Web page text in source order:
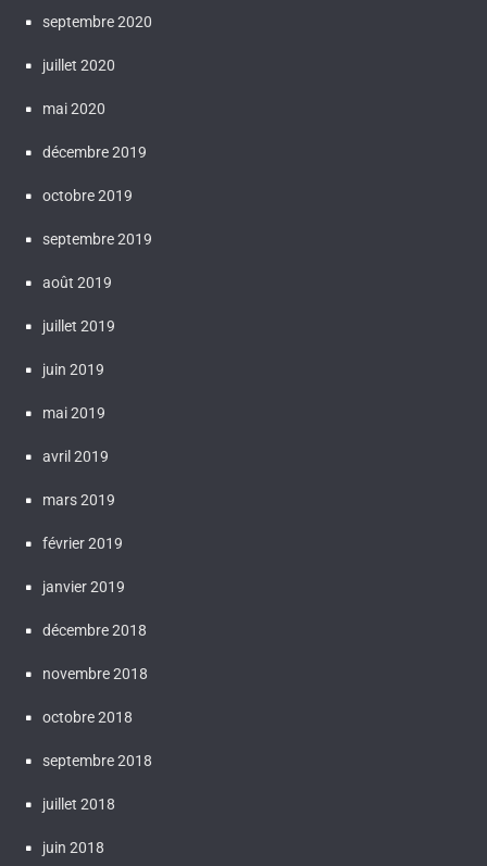
septembre 2020
juillet 2020
mai 2020
décembre 2019
octobre 2019
septembre 2019
août 2019
juillet 2019
juin 2019
mai 2019
avril 2019
mars 2019
février 2019
janvier 2019
décembre 2018
novembre 2018
octobre 2018
septembre 2018
juillet 2018
juin 2018